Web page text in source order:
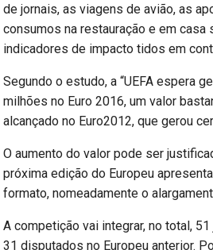
de jornais, as viagens de avião, as
consumos na restauração e em casa
indicadores de impacto tidos em
Segundo o estudo, a “UEFA espera
milhões no Euro 2016, um valor
alcançado no Euro2012, que gerou
O aumento do valor pode ser
próxima edição do Europeu
formato, nomeadamente o
A competição vai integrar, no total,
31 disputados no Europeu anterior.